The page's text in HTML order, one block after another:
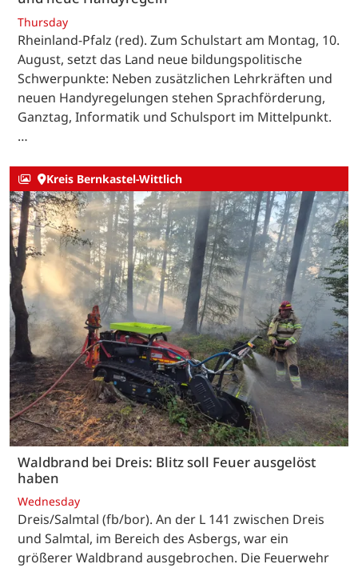
Thursday
Rheinland-Pfalz (red). Zum Schulstart am Montag, 10.
August, setzt das Land neue bildungspolitische
Schwerpunkte: Neben zusätzlichen Lehrkräften und
neuen Handyregelungen stehen Sprachförderung,
Ganztag, Informatik und Schulsport im Mittelpunkt.
…
Kreis Bernkastel-Wittlich
Waldbrand bei Dreis: Blitz soll Feuer ausgelöst
haben
Wednesday
Dreis/Salmtal (fb/bor). An der L 141 zwischen Dreis
und Salmtal, im Bereich des Asbergs, war ein
größerer Waldbrand ausgebrochen. Die Feuerwehr